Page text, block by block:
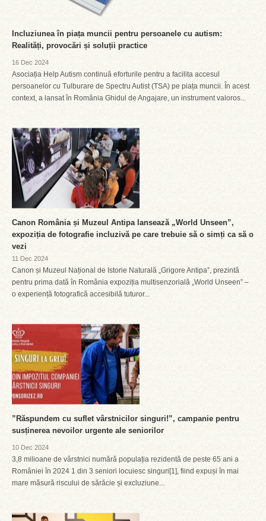
Incluziunea în piața muncii pentru persoanele cu autism:
Realități, provocări și soluții practice
16 Dec 2024
Asociația Help Autism continuă eforturile pentru a facilita accesul
persoanelor cu Tulburare de Spectru Autist (TSA) pe piața muncii. În acest
context, a lansat în România Ghidul de Angajare, un instrument valoros...
Canon România și Muzeul Antipa lansează „World Unseen”,
expoziția de fotografie incluzivă pe care trebuie să o simți ca să o
vezi
11 Dec 2024
Canon și Muzeul Național de Istorie Naturală „Grigore Antipa”, prezintă
pentru prima dată în România expoziția multisenzorială „World Unseen” –
o experiență fotografică accesibilă tuturor...
”Răspundem cu suflet vârstnicilor singuri!”, campanie pentru
susținerea nevoilor urgente ale seniorilor
10 Dec 2024
3,8 milioane de vârstnici numără populația rezidentă de peste 65 ani a
României în 2024 1 din 3 seniori locuiesc singuri[1], fiind expuși în mai
mare măsură riscului de sărăcie și excluziune...